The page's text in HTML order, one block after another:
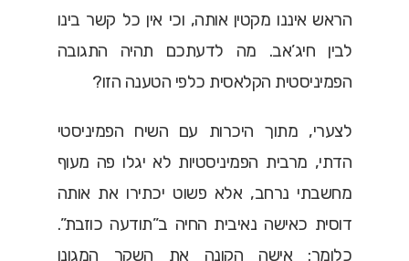
הראש איננו מקטין אותה, וכי אין כל קשר בינו
לבין חיג’אב. מה לדעתכם תהיה התגובה
הפמיניסטית הקלאסית כלפי הטענה הזו?
לצערי, מתוך היכרות עם השיח הפמיניסטי
הדתי, מרבית הפמיניסטיות לא יגלו פה מעוף
מחשבתי נרחב, אלא פשוט יכתירו את אותה
דוסית כאישה נאיבית החיה ב”תודעה כוזבת”.
כלומר: אישה הקונה את השקר המגונן